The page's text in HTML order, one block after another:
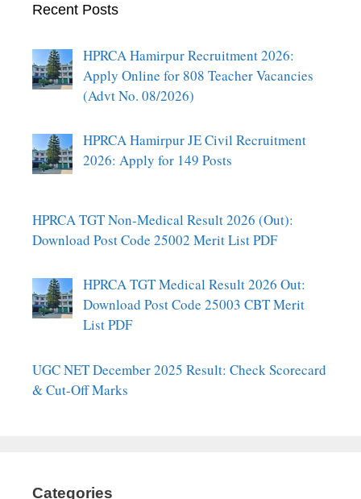
Recent Posts
HPRCA Hamirpur Recruitment 2026:
Apply Online for 808 Teacher Vacancies
(Advt No. 08/2026)
HPRCA Hamirpur JE Civil Recruitment
2026: Apply for 149 Posts
HPRCA TGT Non-Medical Result 2026 (Out):
Download Post Code 25002 Merit List PDF
HPRCA TGT Medical Result 2026 Out:
Download Post Code 25003 CBT Merit
List PDF
UGC NET December 2025 Result: Check Scorecard
& Cut-Off Marks
Categories